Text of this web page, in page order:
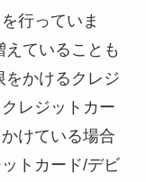
行っていま
ていることも
をかけるクレジ
レジットカー
けている場合
トカード/デビ